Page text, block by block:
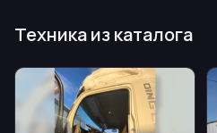
Техника из каталога